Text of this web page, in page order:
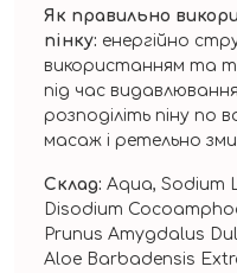
Як правильно
пінку: енергійно
використанням та
під час
розподіліть піну по
масаж і ретельно
Склад: Aqua, Sodium
Disodium
Prunus Amygdalus
Aloe Barbadensis